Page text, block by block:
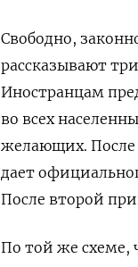
Свободно,
рассказывают
Иностранцам
во всех
желающих. После
дает
После второй
По той же схеме,